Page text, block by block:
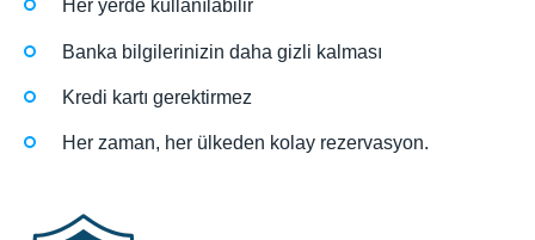
Her yerde kullanılabilir
Banka bilgilerinizin daha gizli kalması
Kredi kartı gerektirmez
Her zaman, her ülkeden kolay rezervasyon.